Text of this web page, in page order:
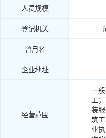
人员规模
登记机关
曾用名
企业地址
经营范围
一
工
装
筑
业